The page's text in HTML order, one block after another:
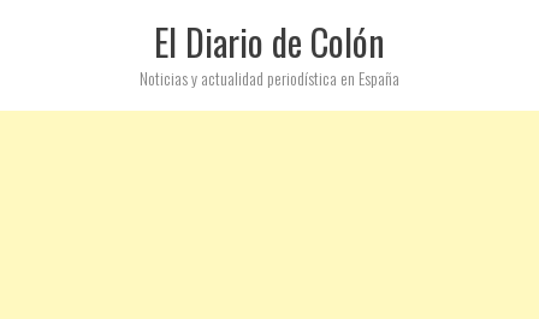
El Diario de Colón
Noticias y actualidad periodística en España